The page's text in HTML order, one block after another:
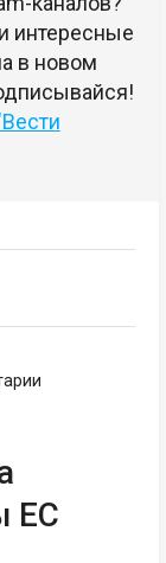
интересные
в новом
ЕС